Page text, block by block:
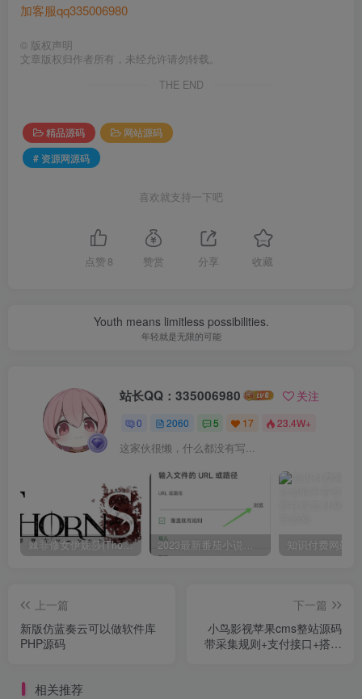
加客服qq335006980
© 版权声明
文章版权归作者所有，未经允许请勿转载。
THE END
精品源码
网站源码
# 资源网源码
喜欢就支持一下吧
点赞 8 赞赏 分享 收藏
Youth means limitless possibilities.
年轻就是无限的可能
站长QQ：335006980 关注
0 2060 5 17 23.4W+
这家伙很懒，什么都没有写...
棘罪修女伊妮莎(ThornSin) ver0.11 官方中文版 ACT游戏&神作 2.1G 2023最新番茄小说，番茄畅听app破解vip免广告无广告安卓版使用教程
上一篇
新版仿蓝奏云可以做软件库
PHP源码
下一篇
小鸟影视苹果cms整站源码
带采集规则+支付接口+搭建
相关推荐